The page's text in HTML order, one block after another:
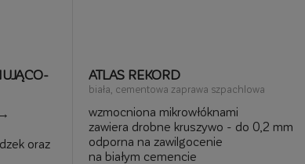
oraz
ATLAS REKORD
biała, cementowa zaprawa szpachlowa
wzmocniona mikrowłóknami
zawiera drobne kruszywo - do 0,2 mm
odporna na zawilgocenie
na białym cemencie